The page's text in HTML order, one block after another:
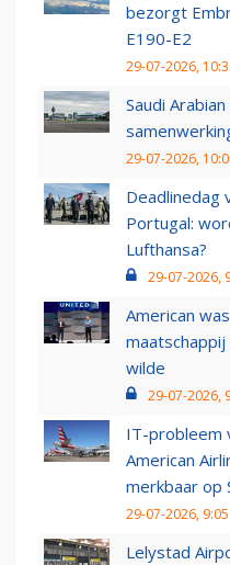
bezorgt
E190-E2
29-07-2026,
Saudi
29-07-2026,
Deadlinedag
Portugal:
Lufthansa?
29-07-2026,
American
wilde
29-07-2026,
IT-probleem
American
merkbaar op
29-07-2026, 9:05
Lelystad